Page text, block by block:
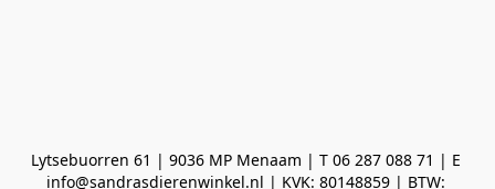
Lytsebuorren 61 | 9036 MP Menaam | T 06 287 088 71 | E
info@sandrasdierenwinkel.nl | KVK: 80148859 | BTW: